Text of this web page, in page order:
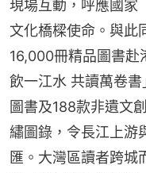
現場互動，呼應國家
文化橋樑使命。與此
16,000冊精品圖書赴
飲一江水 共讀萬卷
圖書及188款非遺文
繡圖錄，令長江上游
匯。大灣區讀者跨城